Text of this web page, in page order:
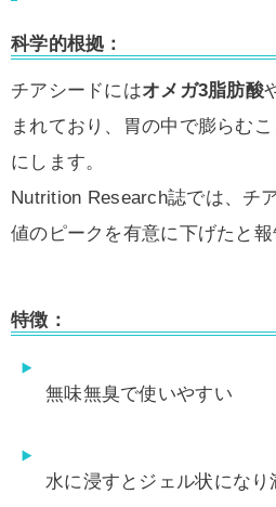
科学的根拠：
チアシードにはオメガ3脂肪酸
まれており、胃の中で膨らむ
にします。
Nutrition Research誌では、チ
値のピークを有意に下げたと報
特徴：
無味無臭で使いやすい
水に浸すとジェル状になり